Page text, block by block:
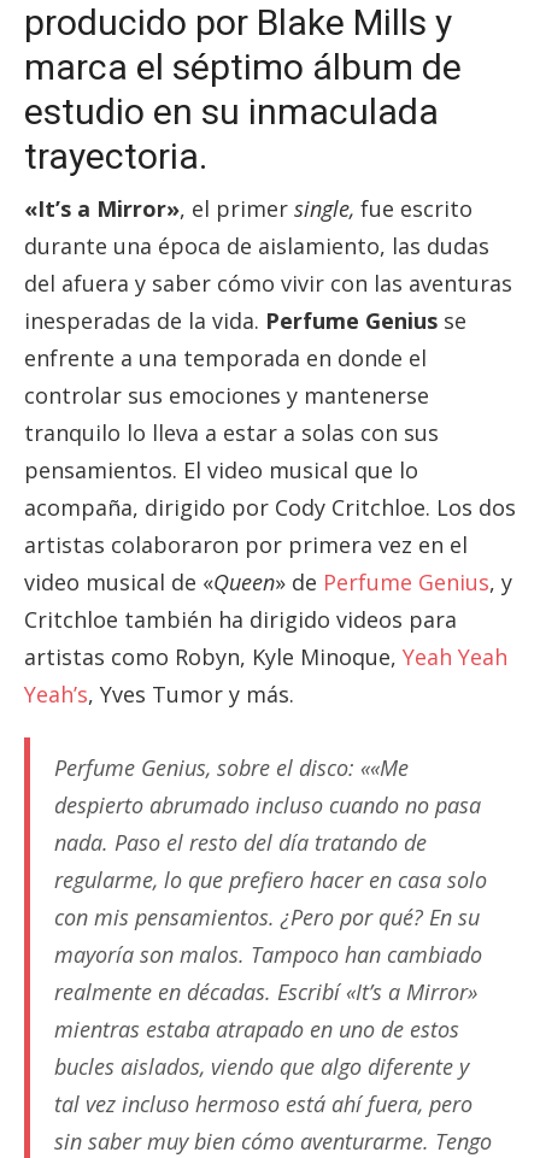
producido por Blake Mills y
marca el séptimo álbum de
estudio en su inmaculada
trayectoria.
«It’s a Mirror», el primer single, fue escrito
durante una época de aislamiento, las dudas
del afuera y saber cómo vivir con las aventuras
inesperadas de la vida. Perfume Genius se
enfrente a una temporada en donde el
controlar sus emociones y mantenerse
tranquilo lo lleva a estar a solas con sus
pensamientos. El video musical que lo
acompaña, dirigido por Cody Critchloe. Los dos
artistas colaboraron por primera vez en el
video musical de «Queen» de Perfume Genius, y
Critchloe también ha dirigido videos para
artistas como Robyn, Kyle Minoque, Yeah Yeah
Yeah’s, Yves Tumor y más.
Perfume Genius, sobre el disco: ««Me
despierto abrumado incluso cuando no pasa
nada. Paso el resto del día tratando de
regularme, lo que prefiero hacer en casa solo
con mis pensamientos. ¿Pero por qué? En su
mayoría son malos. Tampoco han cambiado
realmente en décadas. Escribí «It’s a Mirror»
mientras estaba atrapado en uno de estos
bucles aislados, viendo que algo diferente y
tal vez incluso hermoso está ahí fuera, pero
sin saber muy bien cómo aventurarme. Tengo